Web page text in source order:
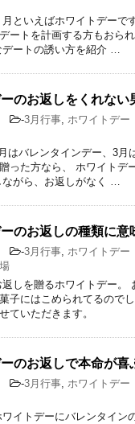
ホワイトデーですね
ートを計画する方もおら
デートの誘い方を紹介 …
のお返しをくれない
-3月行事, ホワイトデー
タインデー、3月はホ
った方なら、 ホワイトデ
ながら、お返しがなく …
のお返しの種類に意
-3月行事, ホワイトデー
ホワイトデー。 お菓
子にはこめられてるので
ていただきます。
のお返しで本命が喜
-3月行事, ホワイトデー
にバレンタインのお